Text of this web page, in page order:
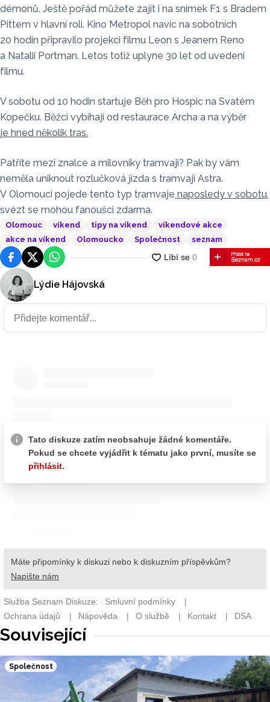
démonů. Ještě pořád můžete zajít i na snímek F1 s Bradem
Pittem v hlavní roli. Kino Metropol navíc na sobotních
20 hodin připravilo projekci filmu Leon s Jeanem Reno
a Natalií Portman. Letos totiž uplyne 30 let od uvedení
filmu.
V sobotu od 10 hodin startuje Běh pro Hospic na Svatém
Kopečku. Běžci vybíhají od restaurace Archa a na výběr
je hned několik tras.
Patříte mezi znalce a milovníky tramvají? Pak by vám
neměla uniknout rozlučková jízda s tramvají Astra.
V Olomouci pojede tento typ tramvaje naposledy v sobotu,
svézt se mohou fanoušci zdarma.
Olomouc víkend tipy na víkend
víkendové akce
akce na víkend
Olomoucko Společnost seznam
FacebookPlatforma X
WhatsApp
Lýdie Hájovská
Související
Společnost